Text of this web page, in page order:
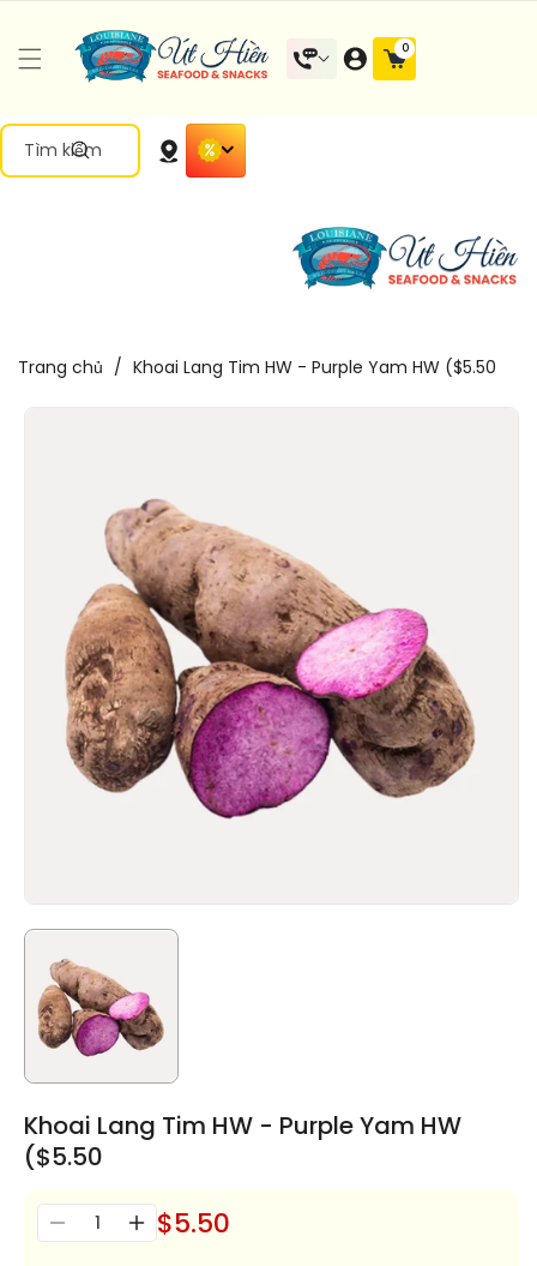
Dung
Tìm kiếm
0
0 mặt
hàng
Trang chủ / Khoai Lang Tim HW - Purple Yam HW ($5.50
Chuyển
Khoai Lang Tim HW - Purple Yam HW
($5.50
Giảm
Số
Tăng$5.50